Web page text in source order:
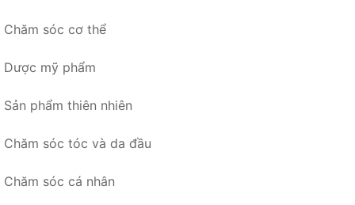
Chăm sóc cơ thể
Dược mỹ phẩm
Sản phẩm thiên nhiên
Chăm sóc tóc và da đầu
Chăm sóc cá nhân